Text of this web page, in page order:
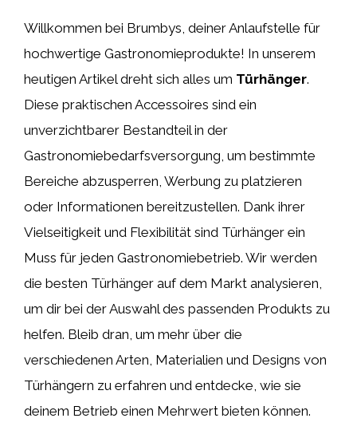
Willkommen bei Brumbys, deiner Anlaufstelle für
hochwertige Gastronomieprodukte! In unserem
heutigen Artikel dreht sich alles um Türhänger.
Diese praktischen Accessoires sind ein
unverzichtbarer Bestandteil in der
Gastronomiebedarfsversorgung, um bestimmte
Bereiche abzusperren, Werbung zu platzieren
oder Informationen bereitzustellen. Dank ihrer
Vielseitigkeit und Flexibilität sind Türhänger ein
Muss für jeden Gastronomiebetrieb. Wir werden
die besten Türhänger auf dem Markt analysieren,
um dir bei der Auswahl des passenden Produkts zu
helfen. Bleib dran, um mehr über die
verschiedenen Arten, Materialien und Designs von
Türhängern zu erfahren und entdecke, wie sie
deinem Betrieb einen Mehrwert bieten können.